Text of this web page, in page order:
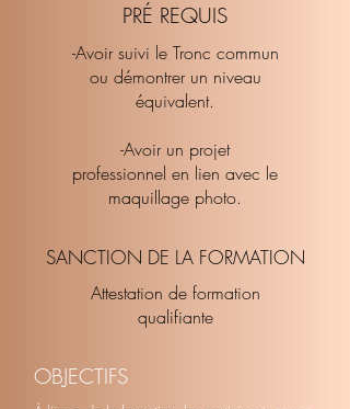
PRÉ REQUIS
-Avoir suivi le Tronc commun
ou démontrer un niveau
équivalent.
-Avoir un projet
professionnel en lien avec le
maquillage photo.
SANCTION DE LA FORMATION
Attestation de formation
qualifiante
OBJECTIFS